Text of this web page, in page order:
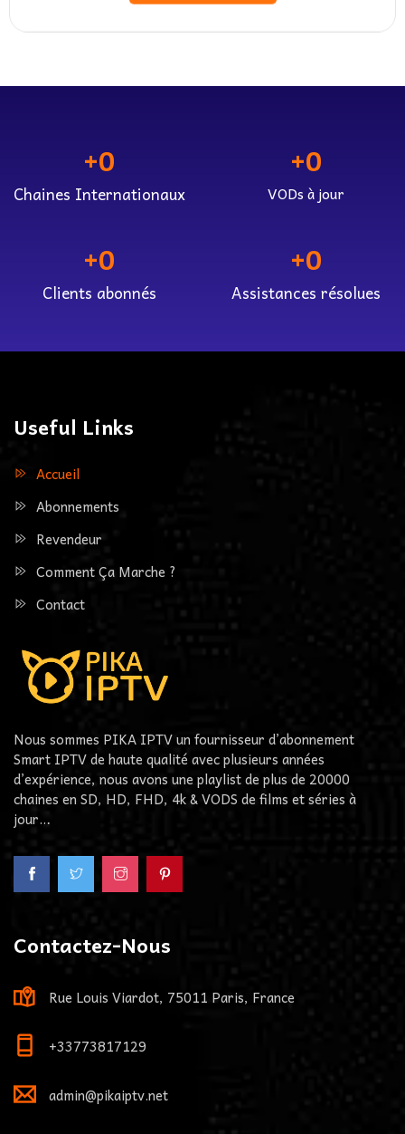
Chaines Internationaux
+0
VODs à jour
+0
Clients abonnés
+0
Assistances résolues
+0
Useful Links
Accueil
Abonnements
Revendeur
Comment Ça Marche ?
Contact
Nous sommes PIKA IPTV un fournisseur d’abonnement
Smart IPTV de haute qualité avec plusieurs années
d’expérience, nous avons une playlist de plus de 20000
chaines en SD, HD, FHD, 4k & VODS de films et séries à
jour…
Contactez-Nous
Rue Louis Viardot, 75011 Paris, France
+33773817129
admin@pikaiptv.net